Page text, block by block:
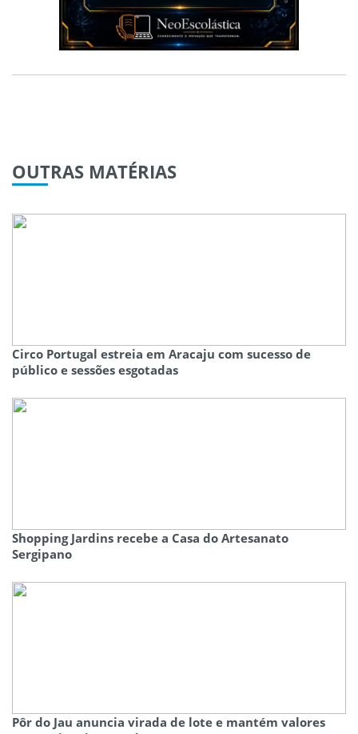
OUTRAS MATÉRIAS
Circo Portugal estreia em Aracaju com sucesso de
público e sessões esgotadas
Shopping Jardins recebe a Casa do Artesanato
Sergipano
Pôr do Jau anuncia virada de lote e mantém valores